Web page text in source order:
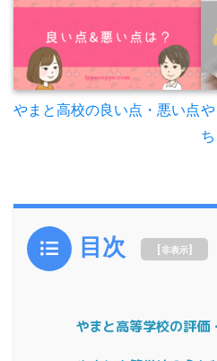
やまと高校の良い点・悪い点
目次 [非表示]
やまと高等学校の評価